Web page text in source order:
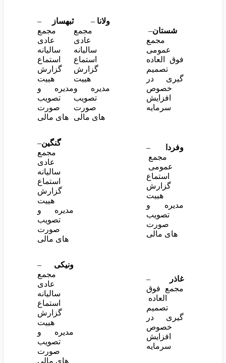
شستان–
مجمع
عمومی
فوق العاده
تصمیم
گیری در
خصوص
افزایش
سرمایه
ولانا –
مجمع
عادی
سالیانه
استماع
گزارش
هییت
مدیره و
تصویب
صورت
های مالی
ثبهساز
–
مجمع
عادی
سالیانه
استماع
گزارش
هییت
مدیره و
تصویب
صورت
های مالی
وفردا
–
مجمع
عمومی
استماع
گزارش
هییت
مدیره و
تصویب
صورت
های مالی
گنگین–
مجمع
عادی
سالیانه
استماع
گزارش
هییت
مدیره و
تصویب
صورت
های مالی
غاذر
–
مجمع فوق
العاده
تصمیم
گیری در
خصوص
افزایش
سرمایه
ونیکی –
مجمع
عادی
سالیانه
استماع
گزارش
هییت
مدیره و
تصویب
صورت
های مالی